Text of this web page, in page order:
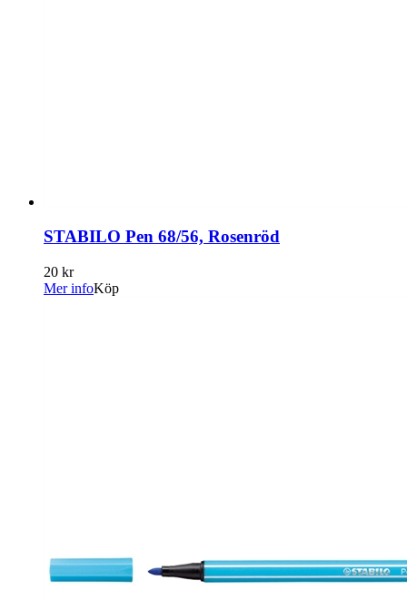
STABILO Pen 68/56, Rosenröd
20 kr
Mer infoKöp